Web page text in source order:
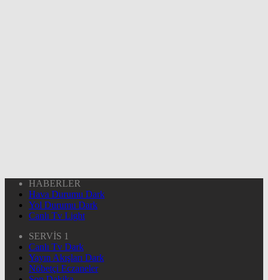
HABERLER
Hava Durumu Dark
Yol Durumu Dark
Canlı Tv Light
SERVİS 1
Canlı Tv Dark
Yayın Akışları Dark
Nöbetçi Eczaneler